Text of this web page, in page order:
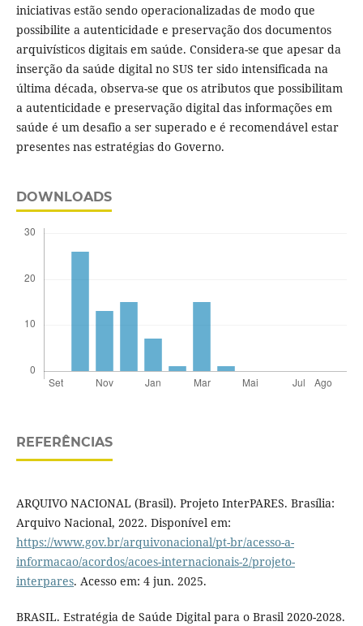
iniciativas estão sendo operacionalizadas de modo que
possibilite a autenticidade e preservação dos documentos
arquivísticos digitais em saúde. Considera-se que apesar da
inserção da saúde digital no SUS ter sido intensificada na
última década, observa-se que os atributos que possibilitam
a autenticidade e preservação digital das informações em
saúde é um desafio a ser superado e é recomendável estar
presentes nas estratégias do Governo.
DOWNLOADS
REFERÊNCIAS
ARQUIVO NACIONAL (Brasil). Projeto InterPARES. Brasília:
Arquivo Nacional, 2022. Disponível em:
https://www.gov.br/arquivonacional/pt-br/acesso-a-
informacao/acordos/acoes-internacionais-2/projeto-
interpares. Acesso em: 4 jun. 2025.
BRASIL. Estratégia de Saúde Digital para o Brasil 2020-2028.